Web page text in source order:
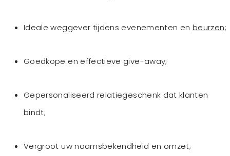
Ideale weggever tijdens evenementen en beurzen;
Goedkope en effectieve give-away;
Gepersonaliseerd relatiegeschenk dat klanten
bindt;
Vergroot uw naamsbekendheid en omzet;